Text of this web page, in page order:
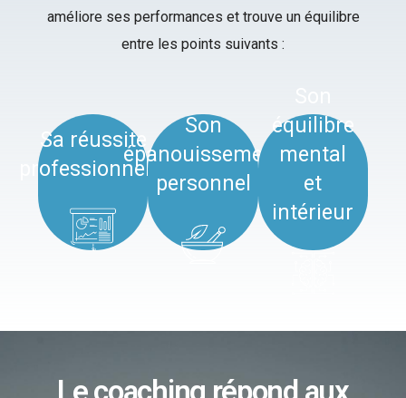
améliore ses performances et trouve un équilibre
entre les points suivants :
Sa réussite
professionnelle
Son
épanouissement
personnel
équilibre
mental
et
intérieur